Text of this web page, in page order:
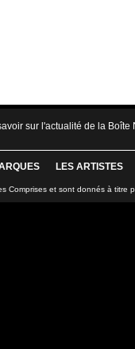
sur l'actualité de la Boîte
LES ARTISTES
Comprises et sont donnés à